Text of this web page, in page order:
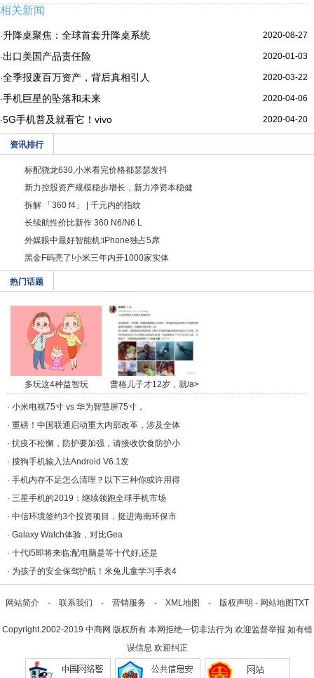
相关新闻
2020-08-27
·升降桌聚焦：全球首套升降桌系统
2020-01-03
·出口美国产品责任险
2020-03-22
·全季报废百万资产，背后真相引人
2020-04-06
·手机巨星的坠落和未来
2020-04-20
·5G手机普及就看它！vivo
资讯排行
标配骁龙630,小米看完价格都瑟瑟发抖
新力控股资产规模稳步增长，新力净资本稳健
拆解 「360 f4」 | 千元内的指纹
长续航性价比新作 360 N6/N6 L
外媒眼中最好智能机:iPhone独占5席
黑金F码亮了!小米三年内开1000家实体
热门话题
多玩这4种益智玩
具，/a>
曹格儿子才12岁，就/a>
· 小米电视75寸 vs 华为智慧屏75寸，
· 重磅！中国联通启动重大内部改革，涉及全体
· 抗疫不松懈，防护要加强，请接收饮食防护小
· 搜狗手机输入法Android V6.1发
· 手机内存不足怎么清理？以下三种你或许用得
· 三星手机的2019：继续领跑全球手机市场
· 中信环境签约3个投资项目，挺进海南环保市
· Galaxy Watch体验，对比Gea
· 十代I5即将来临:配电脑是等十代好,还是
· 为孩子的安全保驾护航！米兔儿童学习手表4
网站简介- 联系我们 - 营销服务 - XML地图 - 版权声明 - 网站地图TXT
Copyright.2002-2019 中商网 版权所有 本网拒绝一切非法行为 欢迎监督举报 如有错
误信息 欢迎纠正